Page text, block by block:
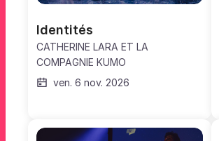
Identités
CATHERINE LARA ET LA
COMPAGNIE KUMO
ven. 6 nov. 2026